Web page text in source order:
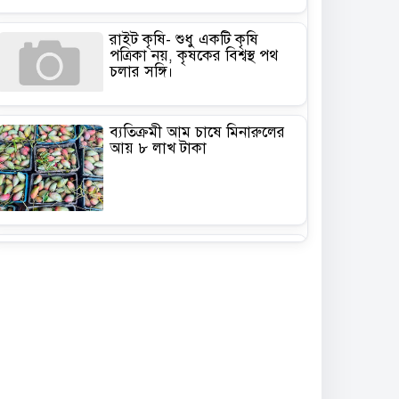
রাইট কৃষি- শুধু একটি কৃষি
পত্রিকা নয়, কৃষকের বিশ্বস্থ পথ
চলার সঙ্গি।
ব্যতিক্রমী আম চাষে মিনারুলের
আয় ৮ লাখ টাকা